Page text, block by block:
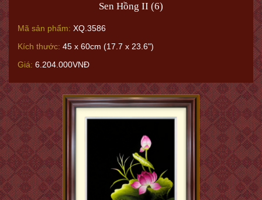
Sen Hồng II (6)
Mã sản phẩm: XQ.3586
Kích thước: 45 x 60cm (17.7 x 23.6")
Giá: 6.204.000VNĐ